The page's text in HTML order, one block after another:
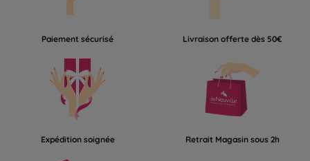
Paiement sécurisé Livraison offerte dès 50€
Expédition soignée Retrait Magasin sous 2h